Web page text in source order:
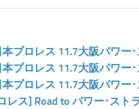
プロレス 11.7大阪パワー
プロレス 11.7大阪パワー
プロレス 11.7大阪パワー
レス] Road to パワー･スト